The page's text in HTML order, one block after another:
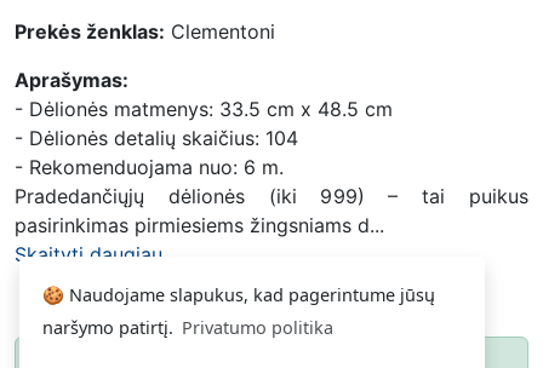
🍪 Naudojame slapukus, kad pagerintume jūsų
naršymo patirtį. Privatumo politika
Prekės ženklas: Clementoni
Aprašymas:
- Dėlionės matmenys: 33.5 cm x 48.5 cm
- Dėlionės detalių skaičius: 104
- Rekomenduojama nuo: 6 m.
Pradedančiųjų dėlionės (iki 999) – tai puikus
pasirinkimas pirmiesiems žingsniams d...
Skaityti daugiau...